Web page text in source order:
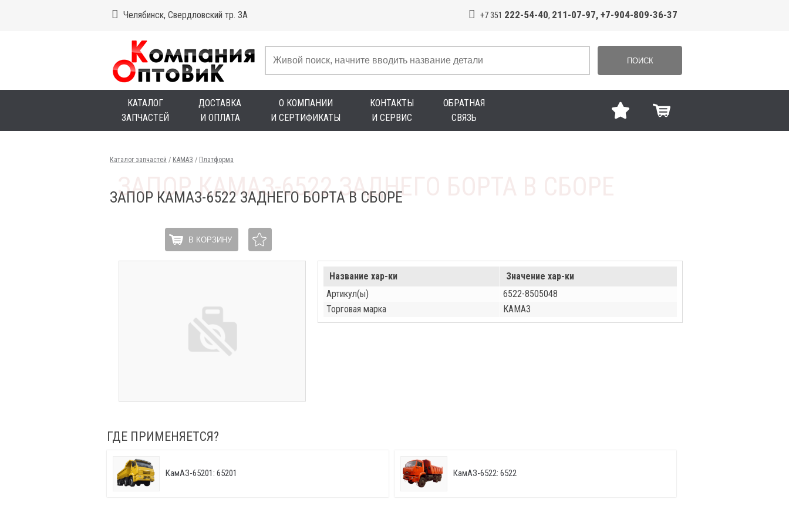
Челябинск, Свердловский тр. 3А +7 351 222-54-40, 211-07-97, +7-904-809-36-37
ПОИСК
КАТАЛОГ
ЗАПЧАСТЕЙ
ДОСТАВКА
И ОПЛАТА
О КОМПАНИИ
И СЕРТИФИКАТЫ
КОНТАКТЫ
И СЕРВИС
ОБРАТНАЯ
СВЯЗЬ
Каталог запчастей / КАМАЗ / Платформа
ЗАПОР КАМАЗ-6522 ЗАДНЕГО БОРТА В СБОРЕ
В КОРЗИНУ
Название хар-ки
Значение хар-ки
Артикул(ы)
6522-8505048
Торговая марка
КАМАЗ
ГДЕ ПРИМЕНЯЕТСЯ?
КамАЗ-65201: 65201 КамАЗ-6522: 6522